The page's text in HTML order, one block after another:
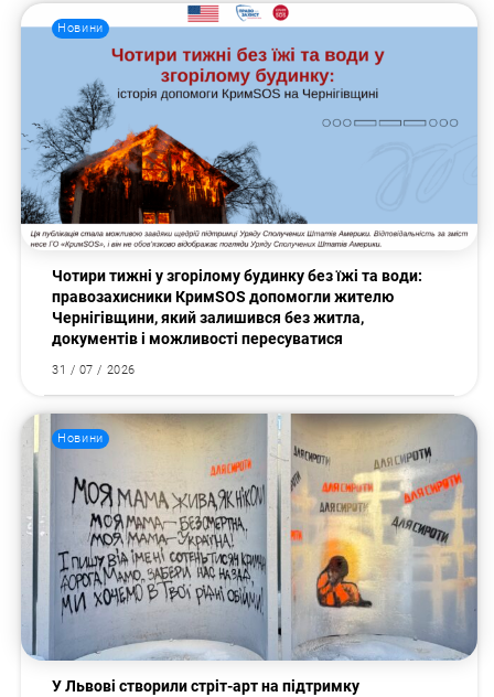
Новини
Чотири тижні у згорілому будинку без їжі та води:
правозахисники КримSOS допомогли жителю
Чернігівщини, який залишився без житла,
документів і можливості пересуватися
31 / 07 / 2026
Новини
У Львові створили стріт-арт на підтримку